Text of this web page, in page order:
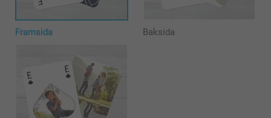
Framsida Baksida